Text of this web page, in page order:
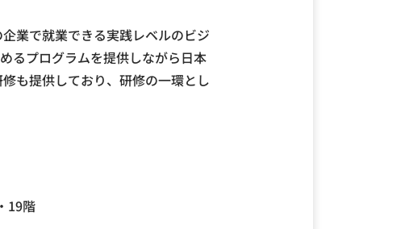
業で就業できる実践レベルのビジ
るプログラムを提供しながら日本
も提供しており、研修の一環とし
19階